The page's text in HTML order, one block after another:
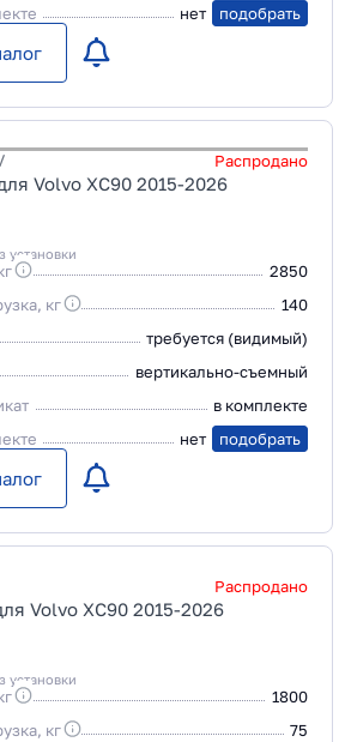
нет подобрать
Распродано
Volvo XC90 2015-2026
установки
2850
кг
140
требуется (видимый)
вертикально-съемный
в комплекте
нет подобрать
Распродано
Volvo XC90 2015-2026
установки
1800
кг
75